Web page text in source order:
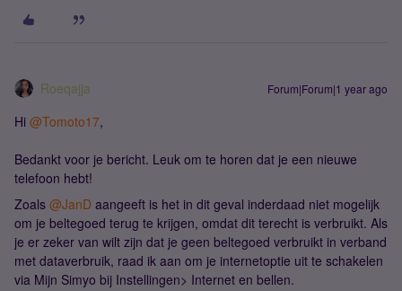
Roeqajja Forum|Forum|1 year ago
Hi ​ @Tomoto17,
Bedankt voor je bericht. Leuk om te horen dat je een nieuwe
telefoon hebt!
Zoals ​ @JanD aangeeft is het in dit geval inderdaad niet mogelijk
om je beltegoed terug te krijgen, omdat dit terecht is verbruikt. Als
je er zeker van wilt zijn dat je geen beltegoed verbruikt in verband
met dataverbruik, raad ik aan om je internetoptie uit te schakelen
via Mijn Simyo bij Instellingen> Internet en bellen.